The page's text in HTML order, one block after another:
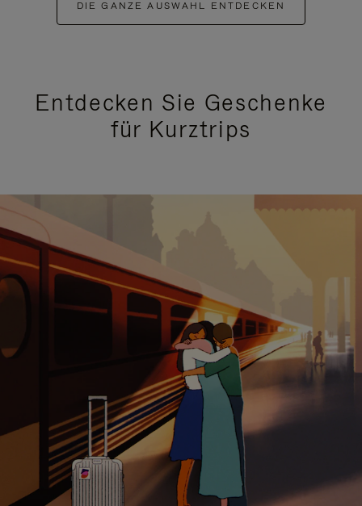
DIE GANZE AUSWAHL ENTDECKEN
Entdecken Sie Geschenke
für Kurztrips